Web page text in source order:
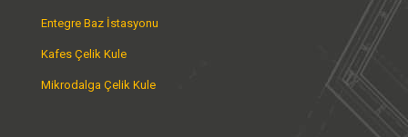
Entegre Baz İstasyonu
Kafes Çelik Kule
Mikrodalga Çelik Kule